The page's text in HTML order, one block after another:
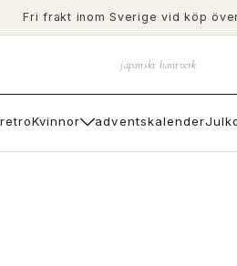
Fri frakt inom Sverige vid köp
japanskt hantverk
Kvinnor adventskalender